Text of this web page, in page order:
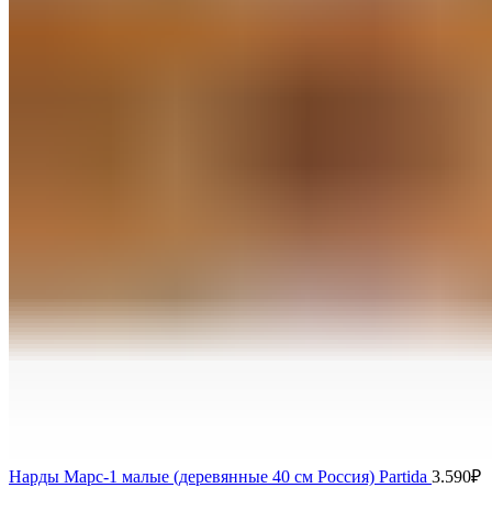
Нарды Марс-1 малые (деревянные 40 см Россия) Partida 3.590₽